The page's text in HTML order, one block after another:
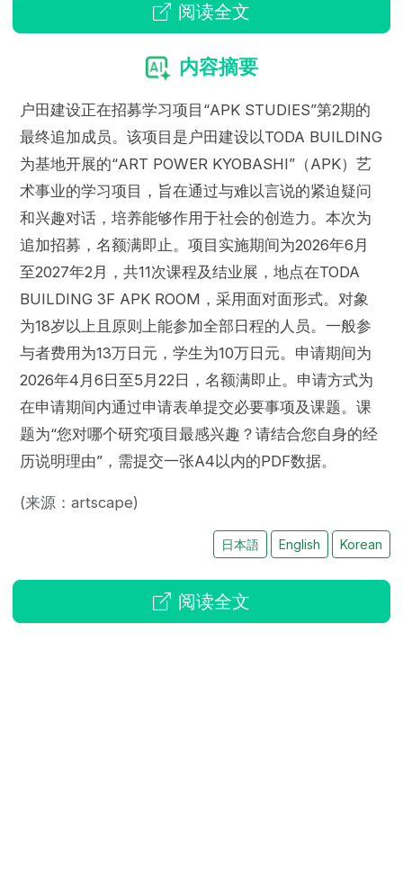
阅读全文
内容摘要
户田建设正在招募学习项目“APK STUDIES”第2期的
最终追加成员。该项目是户田建设以TODA BUILDING
为基地开展的“ART POWER KYOBASHI”（APK）艺
术事业的学习项目，旨在通过与难以言说的紧迫疑问
和兴趣对话，培养能够作用于社会的创造力。本次为
追加招募，名额满即止。项目实施期间为2026年6月
至2027年2月，共11次课程及结业展，地点在TODA
BUILDING 3F APK ROOM，采用面对面形式。对象
为18岁以上且原则上能参加全部日程的人员。一般参
与者费用为13万日元，学生为10万日元。申请期间为
2026年4月6日至5月22日，名额满即止。申请方式为
在申请期间内通过申请表单提交必要事项及课题。课
题为“您对哪个研究项目最感兴趣？请结合您自身的经
历说明理由”，需提交一张A4以内的PDF数据。
(来源：artscape)
日本語 English Korean
阅读全文